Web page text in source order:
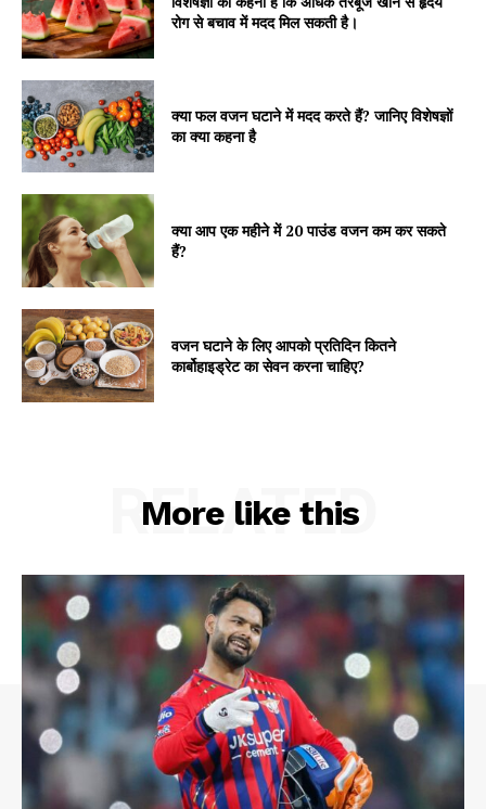
रोग से बचाव में मदद मिल सकती है।
क्या फल वजन घटाने में मदद करते हैं? जानिए विशेषज्ञों
का क्या कहना है
क्या आप एक महीने में 20 पाउंड वजन कम कर सकते
हैं?
वजन घटाने के लिए आपको प्रतिदिन कितने
कार्बोहाइड्रेट का सेवन करना चाहिए?
More like this
RELATED